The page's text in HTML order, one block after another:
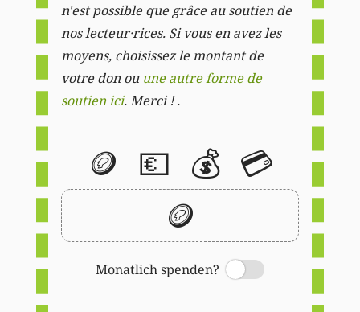
n'est possible que grâce au soutien de
nos lecteur·rices. Si vous en avez les
moyens, choisissez le montant de
votre don ou une autre forme de
soutien ici. Merci ! .
🪙 💶 💰 💳
🪙
Monatlich spenden?
Switch